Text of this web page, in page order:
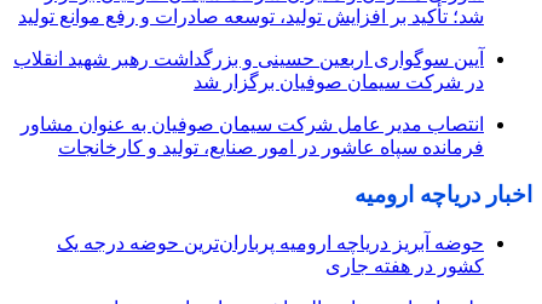
شد؛ تأکید بر افزایش تولید، توسعه صادرات و رفع موانع تولید
آیین سوگواری اربعین حسینی و بزرگداشت رهبر شهید انقلاب
در شرکت سیمان صوفیان برگزار شد
انتصاب مدیر عامل شرکت سیمان صوفیان به عنوان مشاور
فرمانده سپاه عاشور در امور صنایع، تولید و کارخانجات
اخبار دریاچه ارومیه
حوضه آبریز دریاچه ارومیه پرباران‌ترین حوضه‌ درجه یک
کشور در هفته جاری